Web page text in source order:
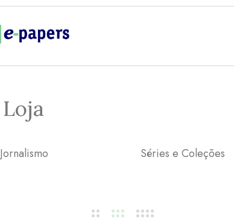
Loja
Jornalismo Séries e Coleções